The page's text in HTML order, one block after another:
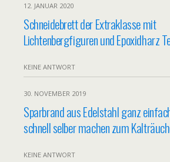
12. JANUAR 2020
Schneidebrett der Extraklasse mit
Lichtenbergfiguren und Epoxidharz
KEINE ANTWORT
30. NOVEMBER 2019
Sparbrand aus Edelstahl ganz
schnell selber machen zum
KEINE ANTWORT